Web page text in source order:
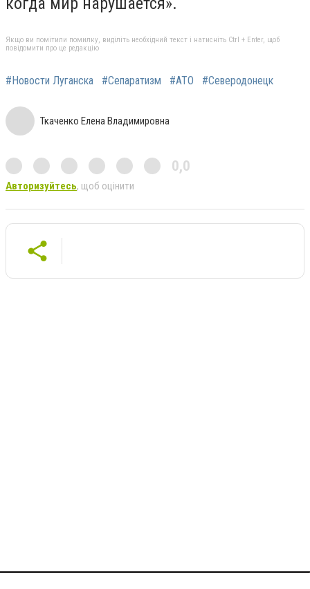
Якщо ви помітили помилку, виділіть необхідний текст і натисніть Ctrl + Enter, щоб
повідомити про це редакцію
#Новости Луганска #Сепаратизм #АТО #Северодонецк
Ткаченко Елена Владимировна
0,0
Авторизуйтесь, щоб оцінити